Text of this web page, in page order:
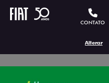
CONTATO
Alterar